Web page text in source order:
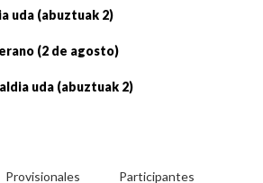
uda (abuztuak 2)
(2 de agosto)
uda (abuztuak 2)
Provisionales
Participantes